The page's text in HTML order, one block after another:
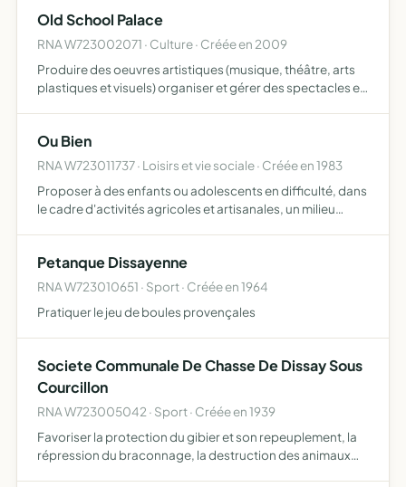
Old School Palace
RNA W723002071 · Culture · Créée en 2009
Produire des oeuvres artistiques (musique, théâtre, arts
plastiques et visuels) organiser et gérer des spectacles et
Ou Bien
RNA W723011737 · Loisirs et vie sociale · Créée en 1983
Proposer à des enfants ou adolescents en difficulté, dans
le cadre d'activités agricoles et artisanales, un milieu
Petanque Dissayenne
RNA W723010651 · Sport · Créée en 1964
Pratiquer le jeu de boules provençales
Societe Communale De Chasse De Dissay Sous
Courcillon
RNA W723005042 · Sport · Créée en 1939
Favoriser la protection du gibier et son repeuplement, la
répression du braconnage, la destruction des animaux